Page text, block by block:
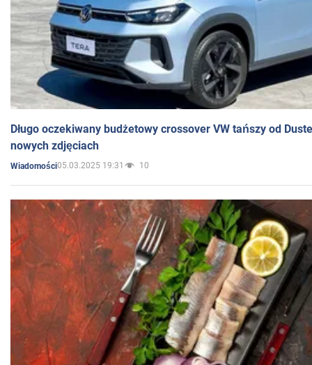
Długo oczekiwany budżetowy crossover VW tańszy od
nowych zdjęciach
Wiadomości05.03.2025 19:31 10